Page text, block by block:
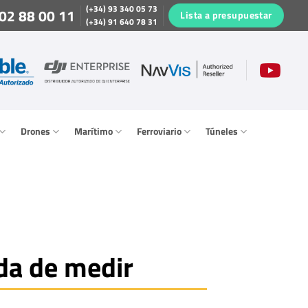
88 00 11
(+34) 93 340 05 73
(+34) 91 640 78 31
Lista a presupuestar
Drones Marítimo Ferroviario Túneles
de medir